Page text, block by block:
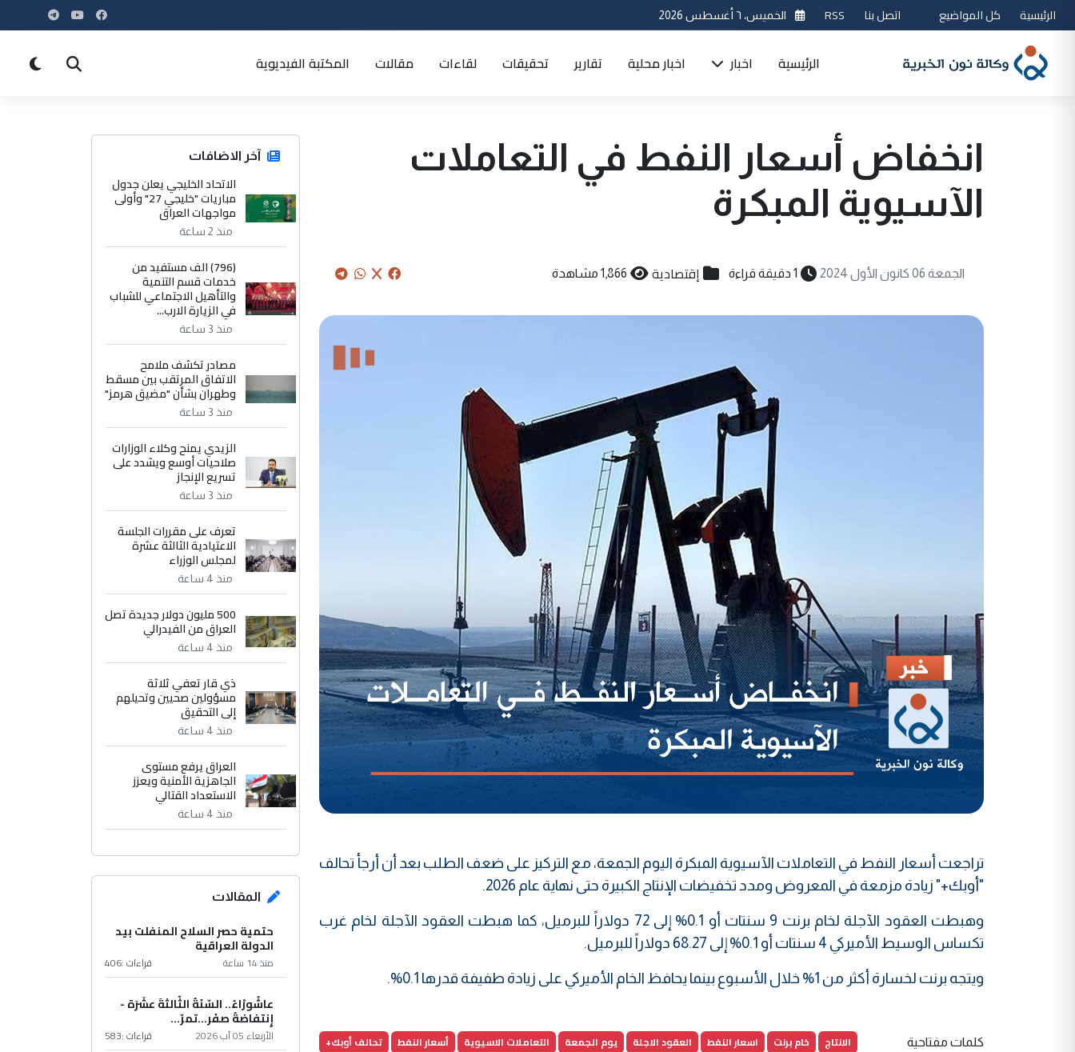
الرئيسية كل المواضيع اتصل بنا RSS الخميس، ٦ أغسطس 2026
الرئيسية اخبار اخبار محلية تقارير تحقيقات لقاءات مقالات المكتبة الفيديوية
انخفاض أسعار النفط في التعاملات
الآسيوية المبكرة
الجمعة 06 كانون الأول 2024 1 دقيقة قراءة إقتصادية 1,866 مشاهدة
تراجعت أسعار النفط في التعاملات الآسيوية المبكرة اليوم الجمعة، مع التركيز على ضعف الطلب بعد أن أرجأ تحالف
"أوبك+" زيادة مزمعة في المعروض ومدد تخفيضات الإنتاج الكبيرة حتى نهاية عام 2026.
وهبطت العقود الآجلة لخام برنت 9 سنتات أو 0.1% إلى 72 دولاراً للبرميل، كما هبطت العقود الآجلة لخام غرب
تكساس الوسيط الأميركي 4 سنتات أو 0.1% إلى 68.27 دولاراً للبرميل.
ويتجه برنت لخسارة أكثر من 1% خلال الأسبوع بينما يحافظ الخام الأميركي على زيادة طفيفة قدرها 0.1%.
كلمات مفتاحية الانتاج خام برنت اسعار النفط العقود الاجلة يوم الجمعة التعاملات الاسيوية أسعار النفط تحالف أوبك+
آخر الاضافات
الاتحاد الخليجي يعلن جدول
مباريات "خليجي 27" وأولى
مواجهات العراق
منذ 2 ساعة
(796) الف مستفيد من
خدمات قسم التنمية
والتأهيل الاجتماعي للشباب
في الزيارة الارب...
منذ 3 ساعة
مصادر تكشف ملامح
الاتفاق المرتقب بين مسقط
وطهران بشأن "مضيق هرمز"
منذ 3 ساعة
الزيدي يمنح وكلاء الوزارات
صلاحيات أوسع ويشدد على
تسريع الإنجاز
منذ 3 ساعة
تعرف على مقررات الجلسة
الاعتيادية الثالثة عشرة
لمجلس الوزراء
منذ 4 ساعة
500 مليون دولار جديدة تصل
العراق من الفيدرالي
منذ 4 ساعة
ذي قار تعفي ثلاثة
مسؤولين صحيين وتحيلهم
إلى التحقيق
منذ 4 ساعة
العراق يرفع مستوى
الجاهزية الأمنية ويعزز
الاستعداد القتالي
منذ 4 ساعة
المقالات
حتمية حصر السلاح المنفلت بيد
الدولة العراقية
منذ 14 ساعة قراءات :406
عاشُورْاءُ.. السّنَةُ الثّالثةَ عشَرَة -
إِنتفاضةُ صفَر…تمرّ...
الأربعاء 05 آب 2026 قراءات :583